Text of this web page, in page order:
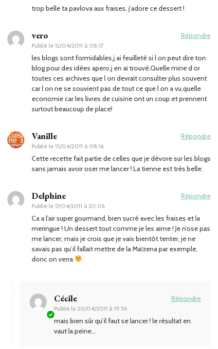
trop belle ta pavlova aux fraises, j’adore ce dessert !
vero
Publié le 12/04/2011 à 08:17
Répondre
les blogs sont formidables,j ai feuilleté si l on peut dire ton
blog pour des idées apero,j en ai trouvé.Quelle mine d or
toutes ces archives que l on devrait consulter plus souvent
car l on ne se souvient pas de tout ce que l on a vu,quelle
economie car les livres de cuisine ont un coup et prennent
surtout beaucoup de place!
Vanille
Publié le 13/04/2011 à 08:16
Répondre
Cette recette fait partie de celles que je dévore sur les blogs
sans jamais avoir oser me lancer ! La tienne est très belle.
Delphine
Publié le 17/04/2011 à 20:06
Répondre
Ca a l’air super gourmand, bien sucré avec les fraises et la
meringue ! Un dessert tout comme je les aime ! Je n’ose pas
me lancer, mais je crois que je vais bientôt tenter, je ne
savais pas qu’il fallait mettre de la Maïzena par exemple,
donc on verra
Cécile
Publié le 20/04/2011 à 19:56
Répondre
mais bien sûr qu’il faut se lancer ! le résultat en
vaut la peine…